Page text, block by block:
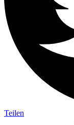
Teilen